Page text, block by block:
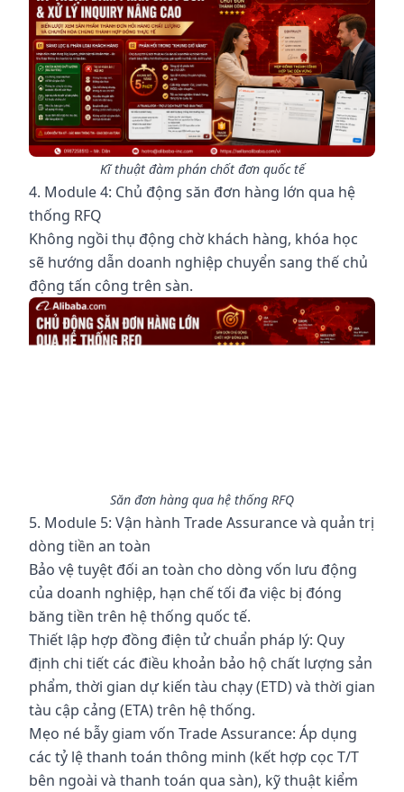
Kĩ thuật đàm phán chốt đơn quốc tế
4. Module 4: Chủ động săn đơn hàng lớn qua hệ
thống RFQ
Không ngồi thụ động chờ khách hàng, khóa học
sẽ hướng dẫn doanh nghiệp chuyển sang thế chủ
động tấn công trên sàn.
Săn đơn hàng qua hệ thống RFQ
5. Module 5: Vận hành Trade Assurance và quản trị
dòng tiền an toàn
Bảo vệ tuyệt đối an toàn cho dòng vốn lưu động
của doanh nghiệp, hạn chế tối đa việc bị đóng
băng tiền trên hệ thống quốc tế.
Thiết lập hợp đồng điện tử chuẩn pháp lý: Quy
định chi tiết các điều khoản bảo hộ chất lượng sản
phẩm, thời gian dự kiến tàu chạy (ETD) và thời gian
tàu cập cảng (ETA) trên hệ thống.
Mẹo né bẫy giam vốn Trade Assurance: Áp dụng
các tỷ lệ thanh toán thông minh (kết hợp cọc T/T
bên ngoài và thanh toán qua sàn), kỹ thuật kiểm